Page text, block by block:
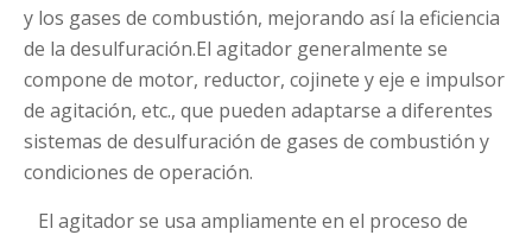
y los gases de combustión, mejorando así la eficiencia
de la desulfuración.El agitador generalmente se
compone de motor, reductor, cojinete y eje e impulsor
de agitación, etc., que pueden adaptarse a diferentes
sistemas de desulfuración de gases de combustión y
condiciones de operación.
El agitador se usa ampliamente en el proceso de